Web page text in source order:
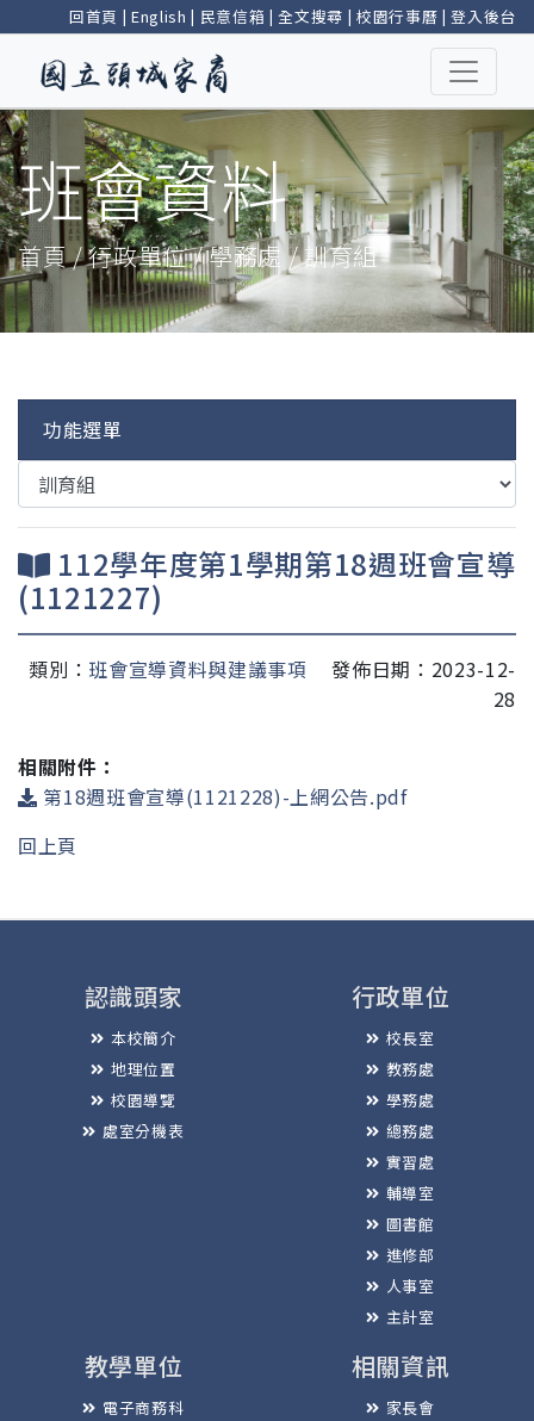
回首頁 | English | 民意信箱 |全文搜尋 | 校園行事曆 |登入後台
班會資料
首頁 / 行政單位 / 學務處 / 訓育組
功能選單
112學年度第1學期第18週班會宣導
(1121227)
類別： 班會宣導資料與建議事項
發佈日期：2023-12-
28
相關附件：
第18週班會宣導(1121228)-上網公告.pdf
回上頁
認識頭家
本校簡介
地理位置
校園導覽
處室分機表
行政單位
校長室
教務處
學務處
總務處
實習處
輔導室
圖書館
進修部
人事室
主計室
教學單位
電子商務科
相關資訊
家長會